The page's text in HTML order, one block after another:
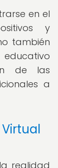
en el
y
también
de las
a
realidad